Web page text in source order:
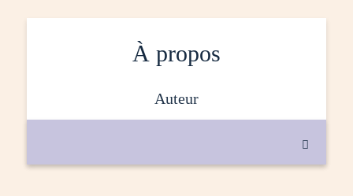
À propos
auteur
